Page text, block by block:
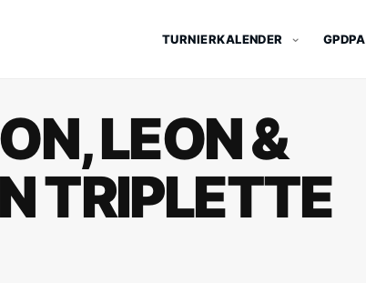
TURNIERKALENDER GPDPA
LEON &
TRIPLETTE